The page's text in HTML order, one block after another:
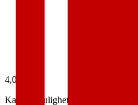
4,0
Karrieremuligheter